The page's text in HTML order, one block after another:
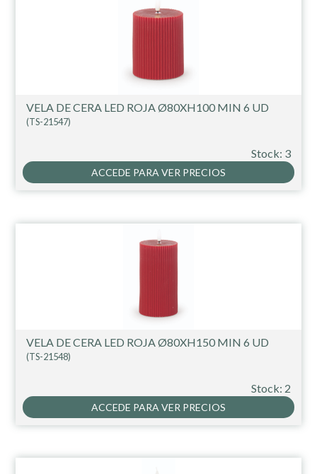
VELA DE CERA LED ROJA Ø80XH100 MIN 6 UD
(TS-21547)
Stock: 3
ACCEDE PARA VER PRECIOS
VELA DE CERA LED ROJA Ø80XH150 MIN 6 UD
(TS-21548)
Stock: 2
ACCEDE PARA VER PRECIOS